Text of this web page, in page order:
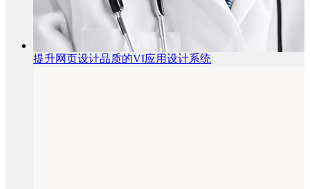
提升网页设计品质的VI应用设计系统